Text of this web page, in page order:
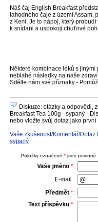
Náš čaj English Breakfast
lahodného čaje z území Assam,
z Keni. Je to nápoj, který
k snídani a uspokojí chuťové
Některé kombinace léků s
neblahé následky na naše
Sdělte nám své příznaky -
Diskuze: otázky a odpovědi,
Breakfast Tea 100g - sypaný -
nebo vložte svůj dotaz jako první
Vaše zkušenost/Komentář/
sypaný
Položky označené * jsou povinné.
Vaše jméno *:
E-mail :
Předmět *:
Text příspěvku *: